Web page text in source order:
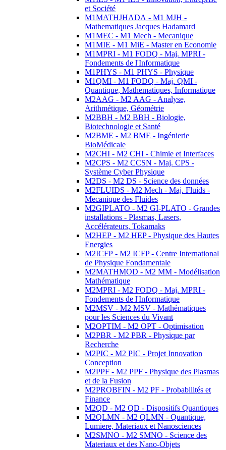
et Société
M1MATHJHADA - M1 MJH -
Mathematiques Jacques Hadamard
M1MEC - M1 Mech - Mecanique
M1MIE - M1 MiE - Master en Economie
M1MPRI - M1 FODQ - Maj. MPRI -
Fondements de l'Informatique
M1PHYS - M1 PHYS - Physique
M1QMI - M1 FODQ - Maj. QMI -
Quantique, Mathematiques, Informatique
M2AAG - M2 AAG - Analyse,
Arithmétique, Géométrie
M2BBH - M2 BBH - Biologie,
Biotechnologie et Santé
M2BME - M2 BME - Ingénierie
BioMédicale
M2CHI - M2 CHI - Chimie et Interfaces
M2CPS - M2 CCSN - Maj. CPS -
Système Cyber Physique
M2DS - M2 DS - Science des données
M2FLUIDS - M2 Mech - Maj. Fluids -
Mecanique des Fluides
M2GIPLATO - M2 GI-PLATO - Grandes
installations - Plasmas, Lasers,
Accélérateurs, Tokamaks
M2HEP - M2 HEP - Physique des Hautes
Energies
M2ICFP - M2 ICFP - Centre International
de Physique Fondamentale
M2MATHMOD - M2 MM - Modélisation
Mathématique
M2MPRI - M2 FODQ - Maj. MPRI -
Fondements de l'Informatique
M2MSV - M2 MSV - Mathématiques
pour les Sciences du Vivant
M2OPTIM - M2 OPT - Optimisation
M2PBR - M2 PBR - Physique par
Recherche
M2PIC - M2 PIC - Projet Innovation
Conception
M2PPF - M2 PPF - Physique des Plasmas
et de la Fusion
M2PROBFIN - M2 PF - Probabilités et
Finance
M2QD - M2 QD - Dispositifs Quantiques
M2QLMN - M2 QLMN - Quantique,
Lumiere, Materiaux et Nanosciences
M2SMNO - M2 SMNO - Science des
Materiaux et des Nano-Objets